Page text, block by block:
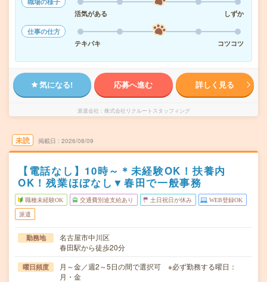
活気がある
しずか
仕事の仕方
テキパキ
コツコツ
気になる! 応募へ進む 詳しく見る
派遣会社 株式会社リクルートスタッフィング
未読 掲載日 2026/08/09
【電話なし】10時～＊未経験OK！扶養内
OK！残業ほぼなし▼春田で一般事務
職種未経験OK 交通費別途支給あり 土日祝日が休み WEB登録OK
派遣
勤務地
名古屋市中川区
春田駅から徒歩20分
曜日頻度
月～金／週2～5日の間で選択可 ※必ず勤務する曜日：
月・金